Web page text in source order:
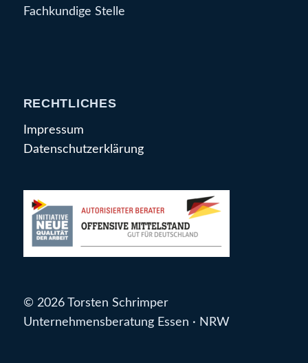
Fachkundige Stelle
RECHTLICHES
Impressum
Datenschutzerklärung
© 2026 Torsten Schrimper
Unternehmensberatung Essen · NRW